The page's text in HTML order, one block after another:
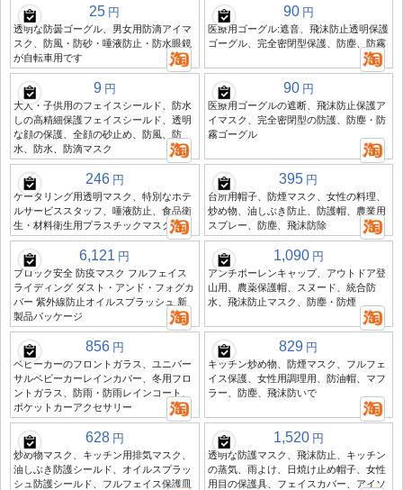
25 円
透明な防曇ゴーグル、男女用防滴アイマ
スク、防風・防砂・唾液防止・防水眼鏡
が自転車用です
90 円
医療用ゴーグル:遮音、飛沫防止透明保護
ゴーグル、完全密閉型保護、防塵、防霧
9 円
大人・子供用のフェイスシールド、防水
しの高精細保護フェイスシールド、透明
な顔の保護、全顔の砂止め、防風、防
水、防水、防滴マスク
90 円
医療用ゴーグルの遮断、飛沫防止保護ア
イマスク、完全密閉型の防護、防塵・防
霧ゴーグル
246 円
ケータリング用透明マスク、特別なホテ
ルサービススタッフ、唾液防止、食品衛
生・材料衛生用プラスチックマスク
395 円
台所用帽子、防煙マスク、女性の料理、
炒め物、油しぶき防止、防護帽、農業用
スプレー、防塵、飛沫防除
6,121 円
ブロック安全 防疫マスク フルフェイス
ライディング ダスト・アンド・フォグカ
バー 紫外線防止オイルスプラッシュ 新
製品パッケージ
1,090 円
アンチポーレンキャップ、アウトドア登
山用、農薬保護帽、スヌード、統合防
水、飛沫防止マスク、防塵・防煙
856 円
ベビーカーのフロントガラス、ユニバー
サルベビーカーレインカバー、冬用フロ
ントガラス、防雨・防雨レインコート、
ポケットカーアクセサリー
829 円
キッチン炒め物、防煙マスク、フルフェ
イス保護、女性用調理用、防油帽、マフ
ラー、防塵、飛沫防いで
628 円
炒め物マスク、キッチン用排気マスク、
油しぶき防護シールド、オイルスプラッ
シュ防護シールド、フルフェイス保護皿
1,520 円
透明な防護マスク、飛沫防止、キッチン
の蒸気、雨よけ、日焼け止め帽子、女性
用目の保護具、フェイスカバー、アイソ